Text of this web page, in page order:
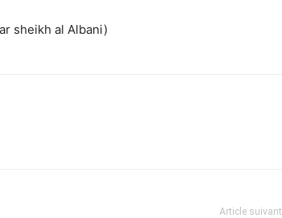
sheikh al Albani)
Article suivant